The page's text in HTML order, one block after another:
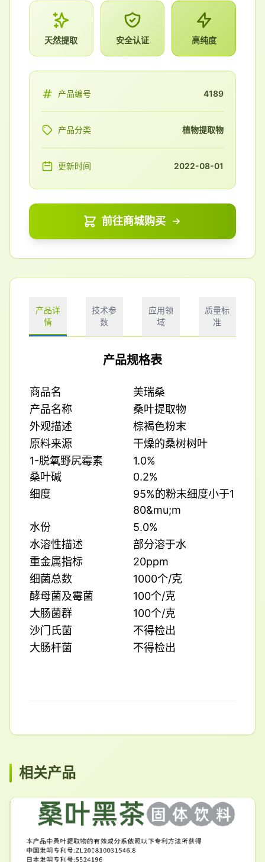
天然提取 安全认证 高纯度
产品编号 4189
产品分类 植物提取物
更新时间 2022-08-01
前往商城购买
产品详
情
技术参
数
应用领
域
质量标
准
产品规格表
商品名
美瑞桑
产品名称
桑叶提取物
外观描述
棕褐色粉末
原料来源
干燥的桑树树叶
1-脱氧野尻霉素
桑叶碱
1.0%
0.2%
细度
95%的粉末细度小于1
80&mu;m
水份
5.0%
水溶性描述
部分溶于水
重金属指标
20ppm
细菌总数
1000个/克
酵母菌及霉菌
100个/克
大肠菌群
100个/克
沙门氏菌
不得检出
大肠杆菌
不得检出
相关产品